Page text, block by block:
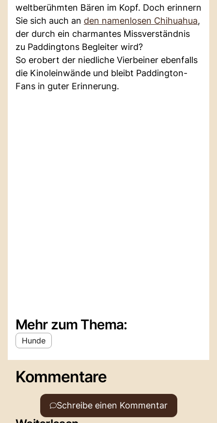
weltberühmten Bären im Kopf. Doch erinnern
Sie sich auch an den namenlosen Chihuahua,
der durch ein charmantes Missverständnis
zu Paddingtons Begleiter wird?
So erobert der niedliche Vierbeiner ebenfalls
die Kinoleinwände und bleibt Paddington-
Fans in guter Erinnerung.
Mehr zum Thema:
Hunde
Kommentare
Schreibe einen Kommentar